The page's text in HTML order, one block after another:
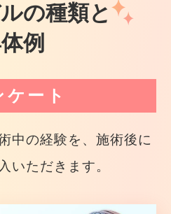
の種類と
例
ケート
中の経験を、施術後に
いただきます。